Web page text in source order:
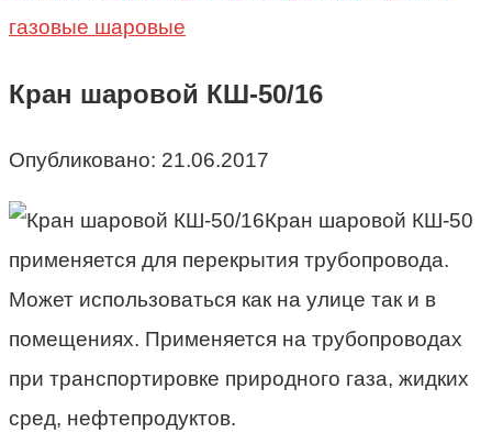
газовые шаровые
Кран шаровой КШ-50/16
Опубликовано: 21.06.2017
Кран шаровой КШ-50
применяется для перекрытия трубопровода.
Может использоваться как на улице так и в
помещениях. Применяется на трубопроводах
при транспортировке природного газа, жидких
сред, нефтепродуктов.